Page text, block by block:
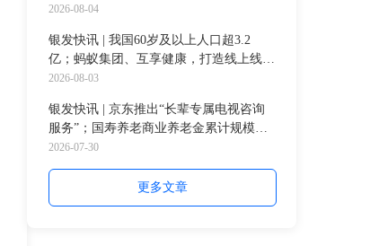
深化AI+医疗康养领域
2026-08-04
银发快讯 | 我国60岁及以上人口超3.2
亿；蚂蚁集团、互享健康，打造线上线下
一体化健康服务；一龄集团携手构建中龄
2026-08-03
银发快讯 | 京东推出“长辈专属电视咨询
服务”；国寿养老商业养老金累计规模超
900亿；礼来携手清华应对人口老龄化挑
2026-07-30
更多文章